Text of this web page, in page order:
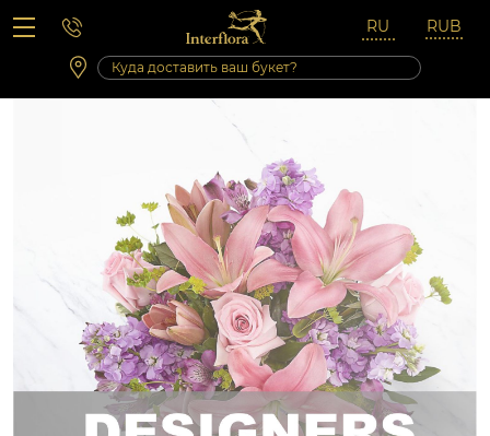
Вопросы-ответы
Сб 10:00 ‐ 14:00
Выходные и праздничные дни